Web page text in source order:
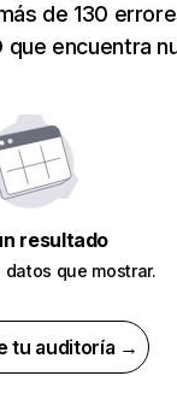
de 130
que encuentra
resultado
datos que mostrar.
tu auditoría →